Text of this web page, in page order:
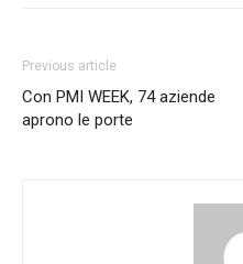
Previous article
Con PMI WEEK, 74 aziende
aprono le porte